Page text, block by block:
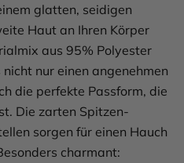
glatten, seidigen
Haut an Ihren Körper
aus 95% Polyester
nur einen angenehmen
die perfekte Passform, die
Die zarten Spitzen-
sorgen für einen Hauch
charmant: